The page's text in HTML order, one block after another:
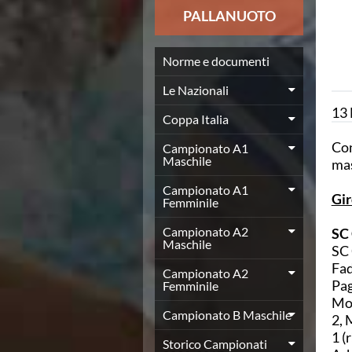
News
Europei a modo Mei
Nuoto
Eventi attività agonistica
Calendario nazionale
Norme e documenti
Risultati e Classifiche
Graduatorie
Graduatorie Stagione 2025-2026
Azzurri
Records
News
Flash News
Pallanuoto
Norme e documenti
Le Nazionali
Coppa Italia
Campionato A1 Maschile
Campionato A1 Femminile
PALLANUOTO
Norme e documenti
Le Nazionali
Coppa Italia
Campionato A1
Maschile
Campionato A1
Femminile
Campionato A2
Maschile
Campionato A2
Femminile
Campionato B Maschile
Storico Campionati
13
2,
1